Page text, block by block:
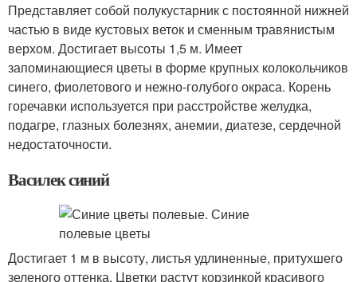
Представляет собой полукустарник с постоянной нижней
частью в виде кустовых веток и сменным травянистым
верхом. Достигает высоты 1,5 м. Имеет
запоминающиеся цветы в форме крупных колокольчиков
синего, фиолетового и нежно-голубого окраса. Корень
горечавки используется при расстройстве желудка,
подагре, глазных болезнях, анемии, диатезе, сердечной
недостаточности.
Василек синий
Достигает 1 м в высоту, листья удлиненные, притухшего
зеленого оттенка. Цветки растут корзинкой красивого